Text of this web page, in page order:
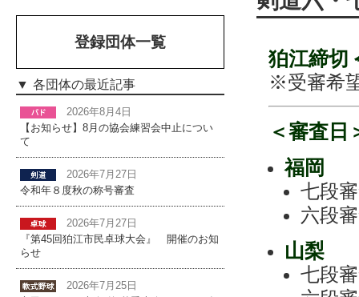
狛江締切
※受審希
＜審査日
福岡
七段
六段
山梨
七段
登録団体一覧
各団体の最近記事
2026年8月4日
【お知らせ】8月の協会練習会中止につい
て
2026年7月27日
令和年８度秋の称号審査
2026年7月27日
『第45回狛江市民卓球大会』 開催のお知
らせ
2026年7月25日